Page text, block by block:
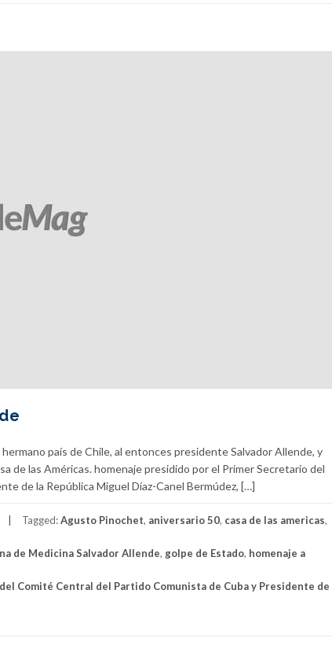
país de Chile, al entonces presidente Salvador Allende, y
de las Américas. homenaje presidido por el Primer Secretario del
de la República Miguel Díaz-Canel Bermúdez, […]
Tagged:Agusto Pinochet, aniversario 50, casa de las americas,
de Medicina Salvador Allende, golpe de Estado, homenaje a
Comité Central del Partido Comunista de Cuba y Presidente de